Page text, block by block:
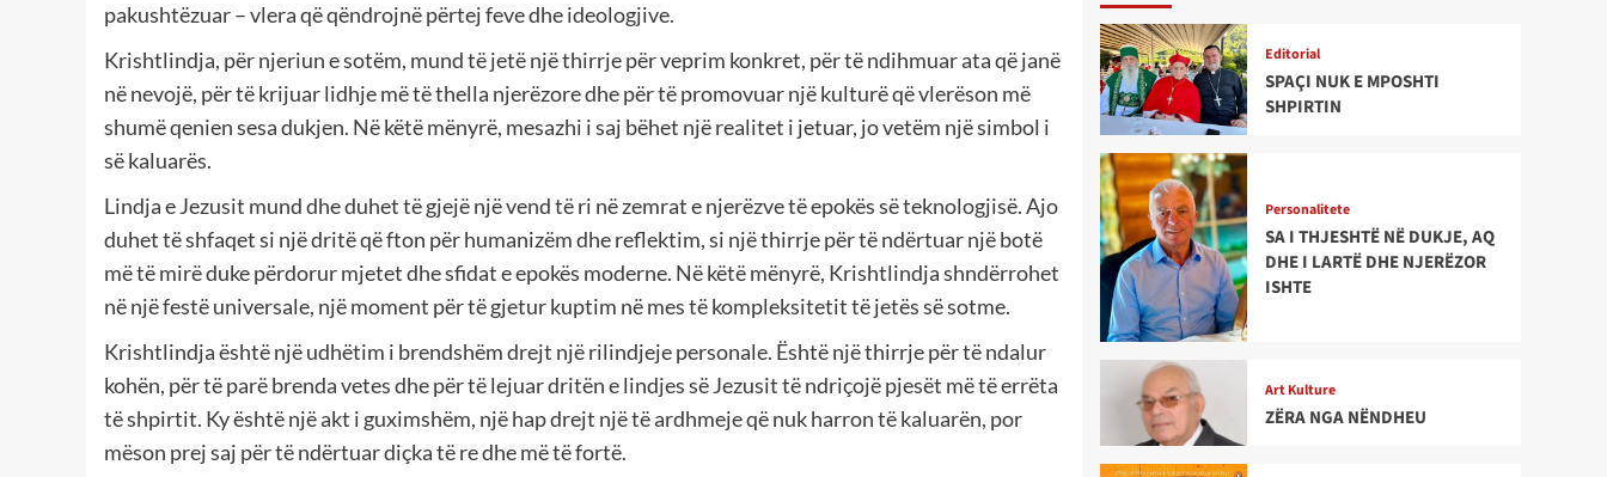
pakushtëzuar – vlera që qëndrojnë përtej feve dhe ideologjive.
Krishtlindja, për njeriun e sotëm, mund të jetë një thirrje për veprim konkret, për të ndihmuar ata që janë
në nevojë, për të krijuar lidhje më të thella njerëzore dhe për të promovuar një kulturë që vlerëson më
shumë qenien sesa dukjen. Në këtë mënyrë, mesazhi i saj bëhet një realitet i jetuar, jo vetëm një simbol i
së kaluarës.
Lindja e Jezusit mund dhe duhet të gjejë një vend të ri në zemrat e njerëzve të epokës së teknologjisë. Ajo
duhet të shfaqet si një dritë që fton për humanizëm dhe reflektim, si një thirrje për të ndërtuar një botë
më të mirë duke përdorur mjetet dhe sfidat e epokës moderne. Në këtë mënyrë, Krishtlindja shndërrohet
në një festë universale, një moment për të gjetur kuptim në mes të kompleksitetit të jetës së sotme.
Krishtlindja është një udhëtim i brendshëm drejt një rilindjeje personale. Është një thirrje për të ndalur
kohën, për të parë brenda vetes dhe për të lejuar dritën e lindjes së Jezusit të ndriçojë pjesët më të errëta
të shpirtit. Ky është një akt i guximshëm, një hap drejt një të ardhmeje që nuk harron të kaluarën, por
mëson prej saj për të ndërtuar diçka të re dhe më të fortë.
Editorial
SPAÇI NUK E MPOSHTI
SHPIRTIN
Personalitete
SA I THJESHTË NË DUKJE, AQ
DHE I LARTË DHE NJERËZOR
ISHTE
Art Kulture
ZËRA NGA NËNDHEU